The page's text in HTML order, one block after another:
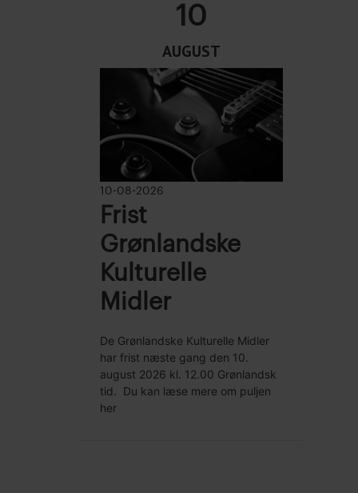
10
AUGUST
10-08-2026
Frist
Grønlandske
Kulturelle
Midler
De Grønlandske Kulturelle Midler
har frist næste gang den 10.
august 2026 kl. 12.00 Grønlandsk
tid. Du kan læse mere om puljen
her